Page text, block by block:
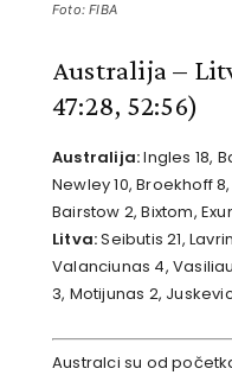
Foto: FIBA
Australija –
47:28, 52:56)
Australija:Ingles 18,
Newley 10, Broekhoff
Bairstow 2, Bixtom,
Litva:Seibutis 21,
Valanciunas 4,
3, Motijunas 2,
Australci su od